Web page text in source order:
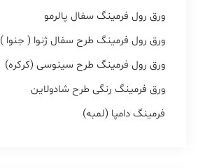
ورق رول فرمینگ سفال پالرمو
ورق رول فرمینگ طرح سفال ژنوا ( جنوا )
ورق رول فرمینگ طرح سینوسی (کرکره)
ورق فرمینگ رنگی طرح شادولاین
فرمینگ دامپا (لمبه)